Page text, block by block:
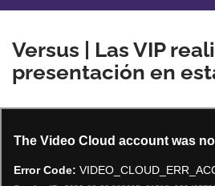
Versus | Las VIP
presentación en